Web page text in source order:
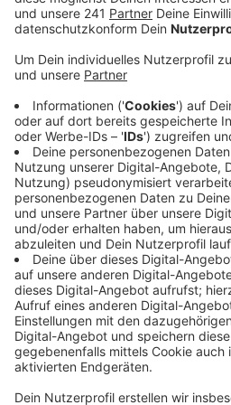
gemeinsam mit der
DLRG.
Veröffentlicht:Montag,
Anzeige
Dunkelheit erschwerte
Rhein
Anzeige
Weil es dunkel wurde,
nicht die neun Personen aus
Fahrzeug zu holen, sondern es
abzuschleppen. Dafür musste